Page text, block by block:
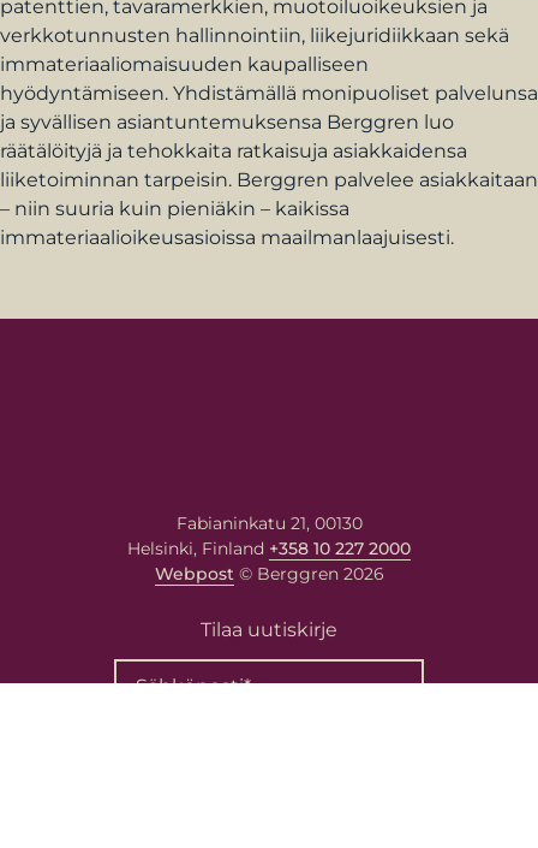
patenttien, tavaramerkkien, muotoiluoikeuksien ja
verkkotunnusten hallinnointiin, liikejuridiikkaan sekä
immateriaaliomaisuuden kaupalliseen
hyödyntämiseen. Yhdistämällä monipuoliset palvelunsa
ja syvällisen asiantuntemuksensa Berggren luo
räätälöityjä ja tehokkaita ratkaisuja asiakkaidensa
liiketoiminnan tarpeisin. Berggren palvelee asiakkaitaan
– niin suuria kuin pieniäkin – kaikissa
immateriaalioikeusasioissa maailmanlaajuisesti.
Fabianinkatu 21, 00130
Helsinki, Finland +358 10 227 2000
Webpost© Berggren 2026
Tilaa uutiskirje